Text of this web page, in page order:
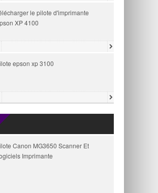
le pilote d'imprimante
XP 4100
epson xp 3100
Canon MG3650 Scanner Et
Imprimante